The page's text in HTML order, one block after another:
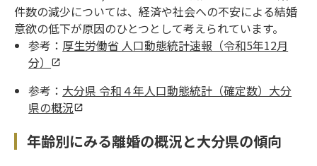
件数の減少については、経済や社会への不安による結婚
意欲の低下が原因のひとつとして考えられています。
参考： 厚生労働省 人口動態統計速報（令和5年12月
分）
参考： 大分県 令和４年人口動態統計（確定数）大分
県の概況
年齢別にみる離婚の概況と大分県の傾向